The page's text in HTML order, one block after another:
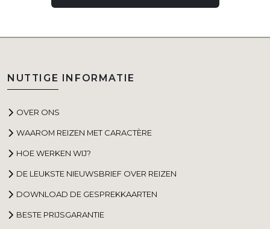
NUTTIGE INFORMATIE
OVER ONS
WAAROM REIZEN MET CARACTÈRE
HOE WERKEN WIJ?
DE LEUKSTE NIEUWSBRIEF OVER REIZEN
DOWNLOAD DE GESPREKKAARTEN
BESTE PRIJSGARANTIE